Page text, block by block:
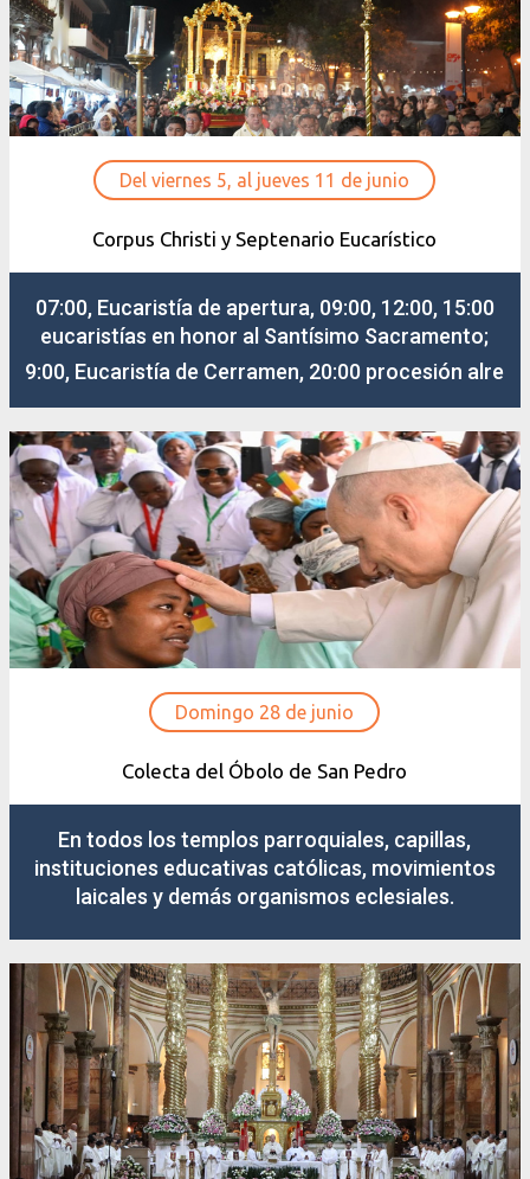
Del viernes 5, al jueves 11 de junio
Corpus Christi y Septenario Eucarístico
07:00, Eucaristía de apertura, 09:00, 12:00, 15:00
eucaristías en honor al Santísimo Sacramento;
9:00, Eucaristía de Cerramen, 20:00 procesión alre
Domingo 28 de junio
Colecta del Óbolo de San Pedro
En todos los templos parroquiales, capillas,
instituciones educativas católicas, movimientos
laicales y demás organismos eclesiales.